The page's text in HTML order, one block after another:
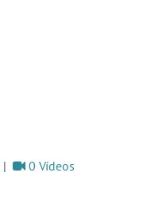
| 0 Vídeos